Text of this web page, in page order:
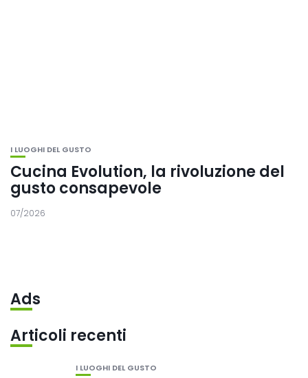
I LUOGHI DEL GUSTO
Cucina Evolution, la rivoluzione del
gusto consapevole
07/2026
Ads
Articoli recenti
I LUOGHI DEL GUSTO